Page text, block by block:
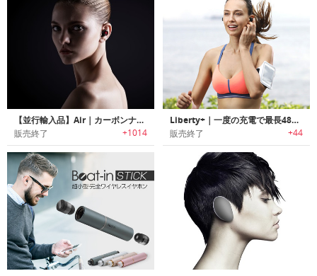
【並行輸入品】Air｜カーボンナノチューブテクノロジー搭載ワイヤレスイヤホン「エアー」
販売終了 +1014
Liberty+｜一度の充電で最長48時間使用可能なワイヤレスイヤホン「リバティプラス」
販売終了 +44